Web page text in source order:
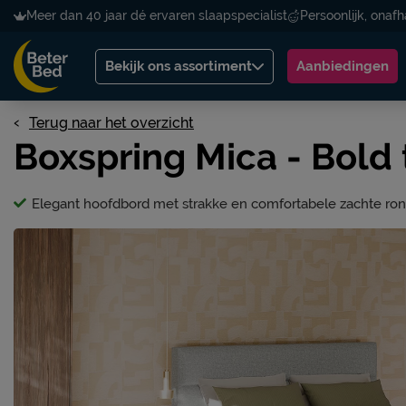
Meer dan 40 jaar dé ervaren slaapspecialist Persoonlijk,
Bekijk ons assortiment Aanbiedingen
Terug naar het overzicht
Boxspring Mica - Bold
Elegant hoofdbord met strakke en comfortabele zachte